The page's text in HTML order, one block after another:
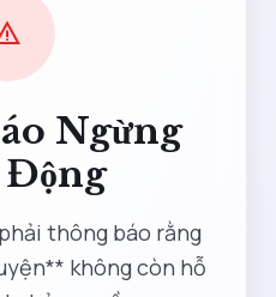
Ngừng
Động
thông báo rằng
không còn hỗ